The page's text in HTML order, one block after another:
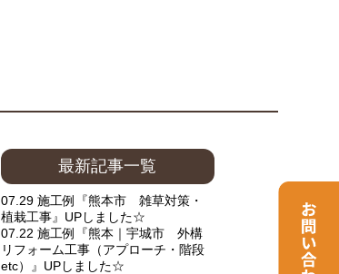
最新記事一覧
07.29 施工例『熊本市 雑草対策・
植栽工事』UPしました☆
07.22 施工例『熊本｜宇城市 外構
リフォーム工事（アプローチ・階段
etc）』UPしました☆